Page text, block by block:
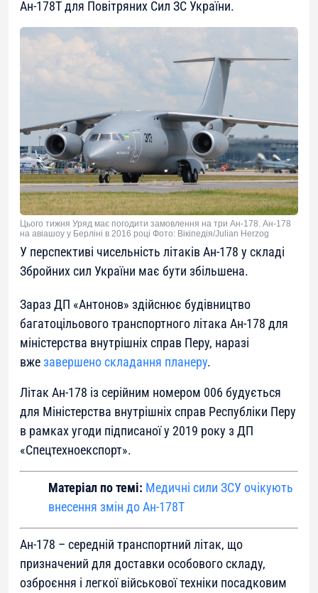
Ан-178Т для Повітряних Сил ЗС України.
Цього тижня Уряд має погодити замовлення на три Ан-178. Ан-178
на авіашоу у Берліні в 2016 році Фото: Вікіпедія/Julian Herzog
У перспективі чисельність літаків Ан-178 у складі
Збройних сил України має бути збільшена.
Зараз ДП «Антонов» здійснює будівництво
багатоцільового транспортного літака Ан-178 для
міністерства внутрішніх справ Перу, наразі
вжезавершено складання планеру.
Літак Ан-178 із серійним номером 006 будується
для Міністерства внутрішніх справ Республіки Перу
в рамках угоди підписаної у 2019 року з ДП
«Спецтехноекспорт».
Матеріал по темі: Медичні сили ЗСУ очікують
внесення змін до Ан-178Т
Ан-178 – середній транспортний літак, що
призначений для доставки особового складу,
озброєння і легкої військової техніки посадковим